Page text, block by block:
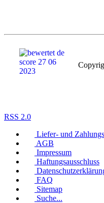
RSS 2.0
Liefer- und
AGB
Impressum
Haftungsausschluss
FAQ
Sitemap
Suche...